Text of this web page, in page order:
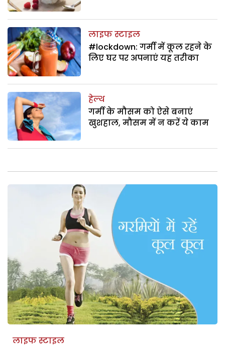
लाइफ स्टाइल
#lockdown: गर्मी में कूल रहने के
लिए घर पर अपनाएं यह तरीका
हेल्थ
गर्मी के मौसम को ऐसे बनाएं
खुशहाल, मौसम में न करें ये काम
लाइफ स्टाइल